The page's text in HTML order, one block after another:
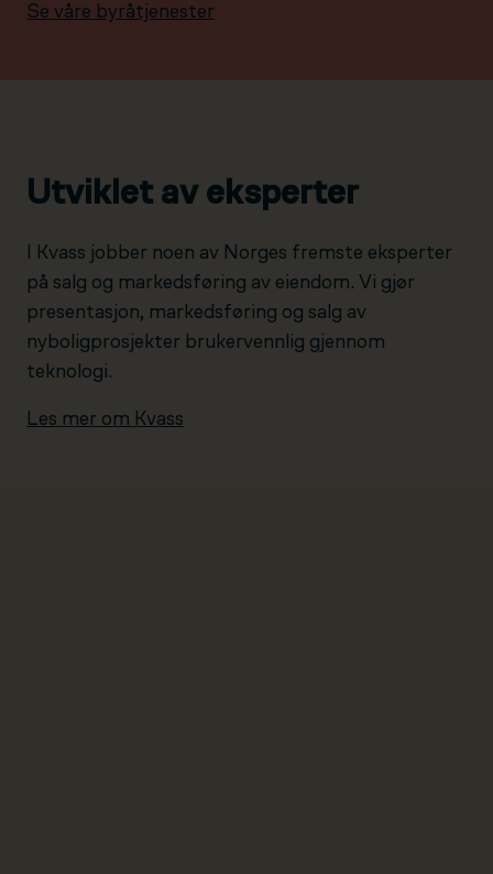
Se våre byråtjenester
Utviklet av eksperter
I Kvass jobber noen av Norges fremste eksperter
på salg og markedsføring av eiendom. Vi gjør
presentasjon, markedsføring og salg av
nyboligprosjekter brukervennlig gjennom
teknologi.
Les mer om Kvass